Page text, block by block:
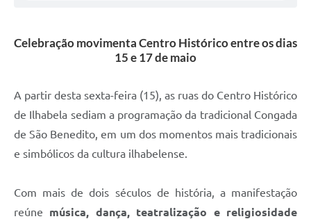
Celebração movimenta Centro Histórico entre os dias
15 e 17 de maio
A partir desta sexta-feira (15), as ruas do Centro Histórico
de Ilhabela sediam a programação da tradicional Congada
de São Benedito, em um dos momentos mais tradicionais
e simbólicos da cultura ilhabelense.
Com mais de dois séculos de história, a manifestação
reúne música, dança, teatralização e religiosidade